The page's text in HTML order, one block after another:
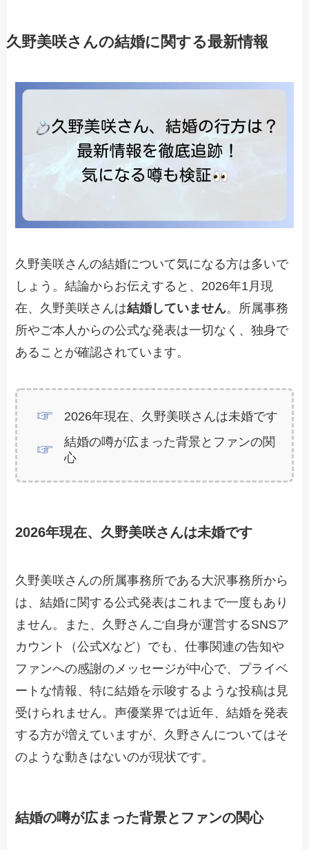
久野美咲さんの結婚に関する最新情報
久野美咲さんの結婚について気になる方は多いで
しょう。結論からお伝えすると、2026年1月現
在、久野美咲さんは結婚していません。所属事務
所やご本人からの公式な発表は一切なく、独身で
あることが確認されています。
2026年現在、久野美咲さんは未婚です
結婚の噂が広まった背景とファンの関
心
2026年現在、久野美咲さんは未婚です
久野美咲さんの所属事務所である大沢事務所から
は、結婚に関する公式発表はこれまで一度もあり
ません。また、久野さんご自身が運営するSNSア
カウント（公式Xなど）でも、仕事関連の告知や
ファンへの感謝のメッセージが中心で、プライベ
ートな情報、特に結婚を示唆するような投稿は見
受けられません。声優業界では近年、結婚を発表
する方が増えていますが、久野さんについてはそ
のような動きはないのが現状です。
結婚の噂が広まった背景とファンの関心